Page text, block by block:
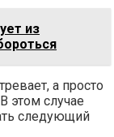
из
а просто
этом случае
следующий